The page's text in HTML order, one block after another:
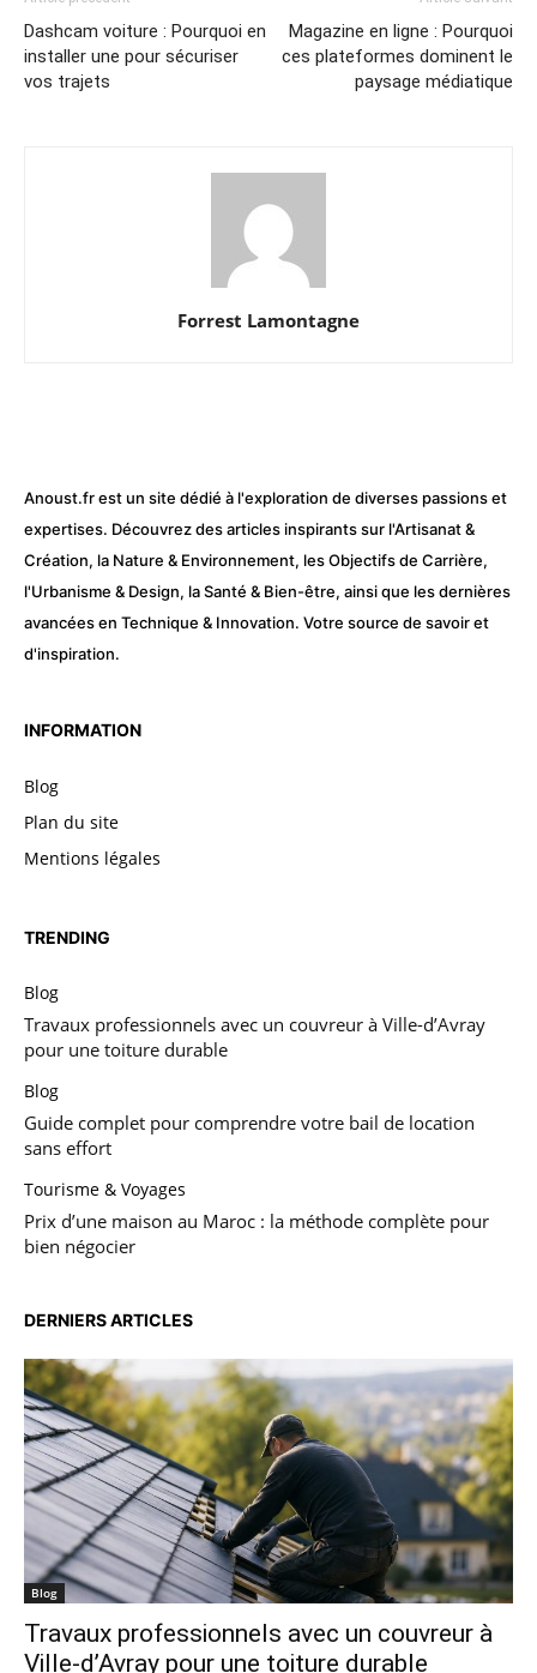
Dashcam voiture : Pourquoi en
installer une pour sécuriser
vos trajets
Magazine en ligne : Pourquoi
ces plateformes dominent le
paysage médiatique
Forrest Lamontagne
Anoust.fr est un site dédié à l'exploration de diverses passions et
expertises. Découvrez des articles inspirants sur l'Artisanat &
Création, la Nature & Environnement, les Objectifs de Carrière,
l'Urbanisme & Design, la Santé & Bien-être, ainsi que les dernières
avancées en Technique & Innovation. Votre source de savoir et
d'inspiration.
INFORMATION
Blog
Plan du site
Mentions légales
TRENDING
Blog
Travaux professionnels avec un couvreur à Ville-d’Avray
pour une toiture durable
Blog
Guide complet pour comprendre votre bail de location
sans effort
Tourisme & Voyages
Prix d’une maison au Maroc : la méthode complète pour
bien négocier
DERNIERS ARTICLES
Blog
Travaux professionnels avec un couvreur à
Ville-d’Avray pour une toiture durable